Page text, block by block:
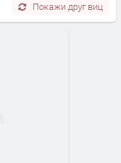
Покажи друг виц